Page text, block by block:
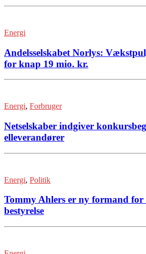
Energi
Andelsselskabet Norlys:
for knap 19 mio. kr.
Energi, Forbruger
Netselskaber indgiver
elleverandører
Energi, Politik
Tommy Ahlers er ny formand for
bestyrelse